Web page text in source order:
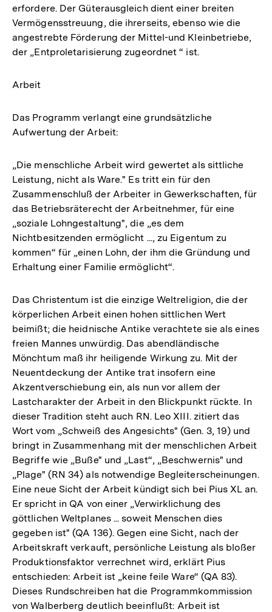
erfordere. Der Güterausgleich dient einer breiten
Vermögensstreuung, die ihrerseits, ebenso wie die
angestrebte Förderung der Mittel-und Kleinbetriebe,
der „Entproletarisierung zugeordnet “ ist.
Arbeit
Das Programm verlangt eine grundsätzliche
Aufwertung der Arbeit:
„Die menschliche Arbeit wird gewertet als sittliche
Leistung, nicht als Ware." Es tritt ein für den
Zusammenschluß der Arbeiter in Gewerkschaften, für
das Betriebsräterecht der Arbeitnehmer, für eine
„soziale Lohngestaltung", die „es dem
Nichtbesitzenden ermöglicht ..., zu Eigentum zu
kommen“ für „einen Lohn, der ihm die Gründung und
Erhaltung einer Familie ermöglicht“.
Das Christentum ist die einzige Weltreligion, die der
körperlichen Arbeit einen hohen sittlichen Wert
beimißt; die heidnische Antike verachtete sie als eines
freien Mannes unwürdig. Das abendländische
Mönchtum maß ihr heiligende Wirkung zu. Mit der
Neuentdeckung der Antike trat insofern eine
Akzentverschiebung ein, als nun vor allem der
Lastcharakter der Arbeit in den Blickpunkt rückte. In
dieser Tradition steht auch RN. Leo XIII. zitiert das
Wort vom „Schweiß des Angesichts" (Gen. 3, 19) und
bringt in Zusammenhang mit der menschlichen Arbeit
Begriffe wie „Buße" und „Last“, „Beschwernis" und
„Plage" (RN 34) als notwendige Begleiterscheinungen.
Eine neue Sicht der Arbeit kündigt sich bei Pius XL an.
Er spricht in QA von einer „Verwirklichung des
göttlichen Weltplanes ... soweit Menschen dies
gegeben ist" (QA 136). Gegen eine Sicht, nach der
Arbeitskraft verkauft, persönliche Leistung als bloßer
Produktionsfaktor verrechnet wird, erklärt Pius
entschieden: Arbeit ist „keine feile Ware“ (QA 83).
Dieses Rundschreiben hat die Programmkommission
von Walberberg deutlich beeinflußt: Arbeit ist